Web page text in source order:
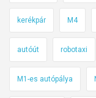
kerékpár M4
autóút robotaxi
M1-es autópálya